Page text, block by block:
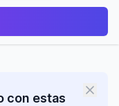
con estas